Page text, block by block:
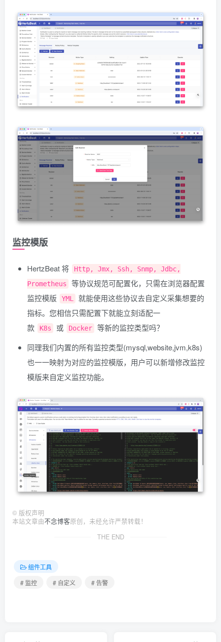
监控模版
HertzBeat 将
Http, Jmx, Ssh, Snmp, Jdbc,
Prometheus
等协议规范可配置化，只需在浏览器配置
监控模版
YML
就能使用这些协议去自定义采集想要的
指标。您相信只需配置下就能立刻适配一
款
K8s 或 Docker
等新的监控类型吗？
同理我们内置的所有监控类型(mysql,website,jvm,k8s)
也一一映射为对应的监控模版，用户可以新增修改监控
模版来自定义监控功能。
© 版权声明
本站文章由不念博客原创，未经允许严禁转载！
THE END
组件工具
# 监控
# 自定义 # 告警